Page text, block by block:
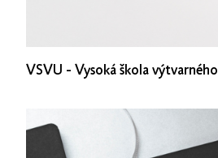
VSVU - Vysoká škola